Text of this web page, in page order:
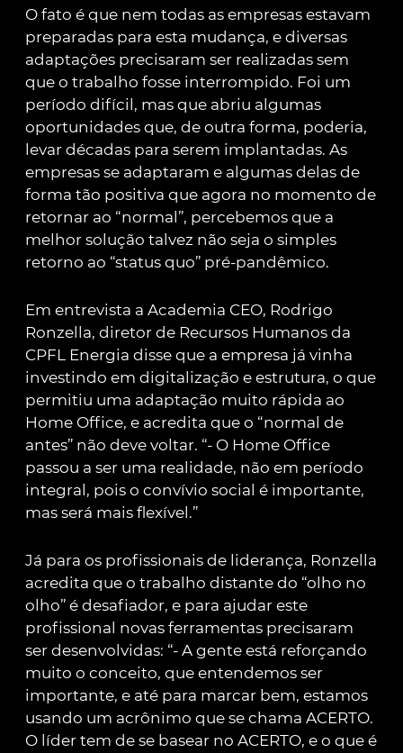
O fato é que nem todas as empresas estavam
preparadas para esta mudança, e diversas
adaptações precisaram ser realizadas sem
que o trabalho fosse interrompido. Foi um
período difícil, mas que abriu algumas
oportunidades que, de outra forma, poderia,
levar décadas para serem implantadas. As
empresas se adaptaram e algumas delas de
forma tão positiva que agora no momento de
retornar ao “normal”, percebemos que a
melhor solução talvez não seja o simples
retorno ao “status quo” pré-pandêmico.
Em entrevista a Academia CEO, Rodrigo
Ronzella, diretor de Recursos Humanos da
CPFL Energia disse que a empresa já vinha
investindo em digitalização e estrutura, o que
permitiu uma adaptação muito rápida ao
Home Office, e acredita que o “normal de
antes” não deve voltar. “- O Home Office
passou a ser uma realidade, não em período
integral, pois o convívio social é importante,
mas será mais flexível.”
Já para os profissionais de liderança, Ronzella
acredita que o trabalho distante do “olho no
olho” é desafiador, e para ajudar este
profissional novas ferramentas precisaram
ser desenvolvidas: “- A gente está reforçando
muito o conceito, que entendemos ser
importante, e até para marcar bem, estamos
usando um acrônimo que se chama ACERTO.
O líder tem de se basear no ACERTO, e o que é